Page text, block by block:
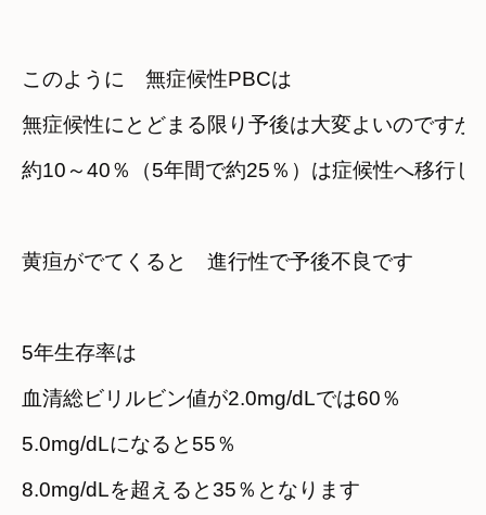
このように　無症候性PBCは
無症候性にとどまる限り予後は大変よいのですが
約10～40％（5年間で約25％）は症候性へ移行し
黄疸がでてくると　進行性で予後不良です
5年生存率は
血清総ビリルビン値が2.0mg/dLでは60％
5.0mg/dLになると55％
8.0mg/dLを超えると35％となります